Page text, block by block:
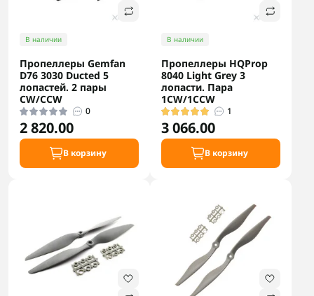
В наличии
Пропеллеры Gemfan
D76 3030 Ducted 5
лопастей. 2 пары
CW/CCW
0
2 820.00
В корзину
В наличии
Пропеллеры HQProp
8040 Light Grey 3
лопасти. Пара
1CW/1CCW
1
3 066.00
В корзину